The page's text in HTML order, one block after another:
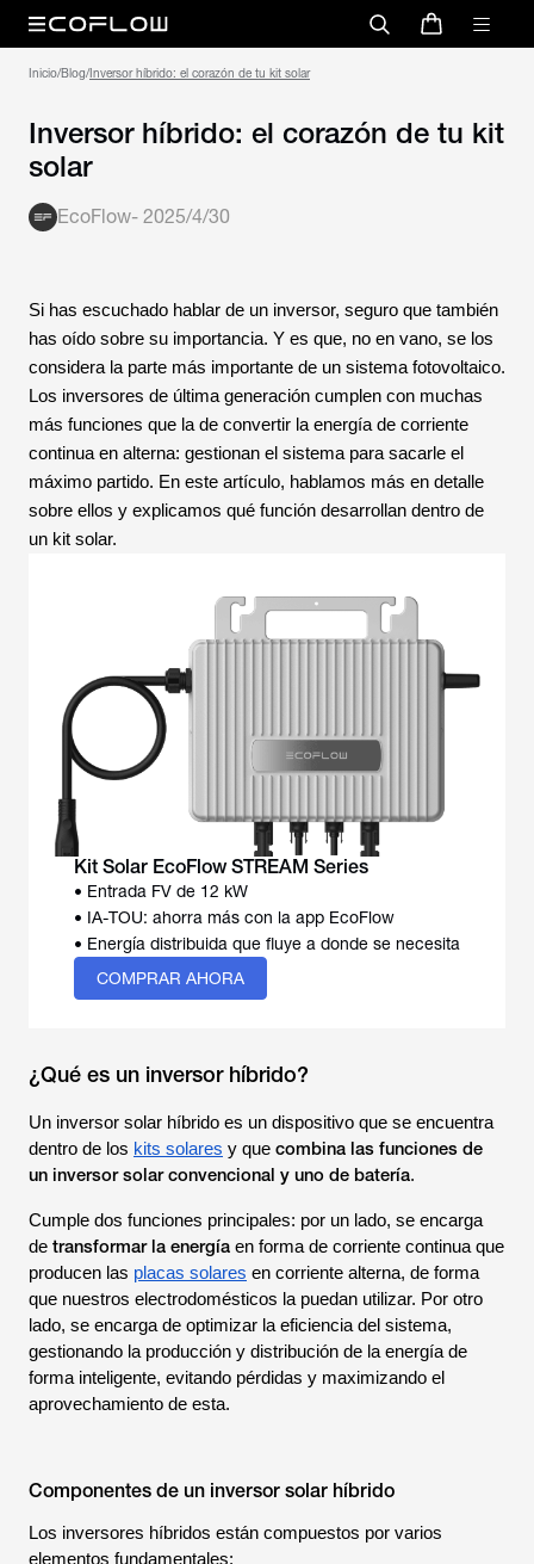
Inicio/Blog/Inversor híbrido: el corazón de tu kit solar
Inversor híbrido: el corazón de tu kit
solar
EcoFlow- 2025/4/30
Si has escuchado hablar de un inversor, seguro que también
has oído sobre su importancia. Y es que, no en vano, se los
considera la parte más importante de un sistema fotovoltaico.
Los inversores de última generación cumplen con muchas
más funciones que la de convertir la energía de corriente
continua en alterna: gestionan el sistema para sacarle el
máximo partido. En este artículo, hablamos más en detalle
sobre ellos y explicamos qué función desarrollan dentro de
un kit solar.
Kit Solar EcoFlow STREAM Series
• Entrada FV de 12 kW
• IA-TOU: ahorra más con la app EcoFlow
• Energía distribuida que fluye a donde se necesita
COMPRAR AHORA
¿Qué es un inversor híbrido?
Un inversor solar híbrido es un dispositivo que se encuentra
dentro de los kits solares y que combina las funciones de
un inversor solar convencional y uno de batería.
Cumple dos funciones principales: por un lado, se encarga
de transformar la energía en forma de corriente continua que
producen las placas solares en corriente alterna, de forma
que nuestros electrodomésticos la puedan utilizar. Por otro
lado, se encarga de optimizar la eficiencia del sistema,
gestionando la producción y distribución de la energía de
forma inteligente, evitando pérdidas y maximizando el
aprovechamiento de esta.
Componentes de un inversor solar híbrido
Los inversores híbridos están compuestos por varios
elementos fundamentales: